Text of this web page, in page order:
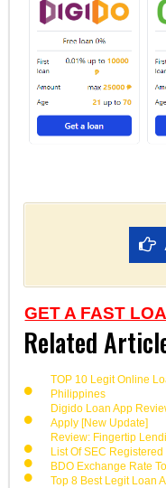
GET A FAST
Related
TOP 10 Legit Online
Philippines
Digido Loan App
Apply [New Update]
Review: Fingertip
List Of SEC
BDO Exchange Rate
Top 8 Best Legit Loan